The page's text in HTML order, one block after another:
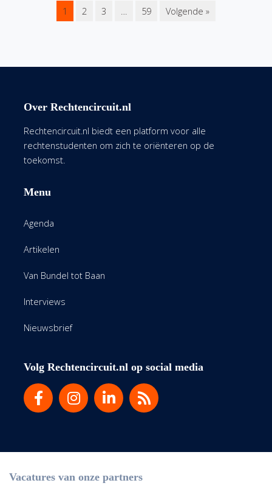
1 2 3 … 59 Volgende »
Over Rechtencircuit.nl
Rechtencircuit.nl biedt een platform voor alle
rechtenstudenten om zich te oriënteren op de
toekomst.
Menu
Agenda
Artikelen
Van Bundel tot Baan
Interviews
Nieuwsbrief
Volg Rechtencircuit.nl op social media
Vacatures van onze partners